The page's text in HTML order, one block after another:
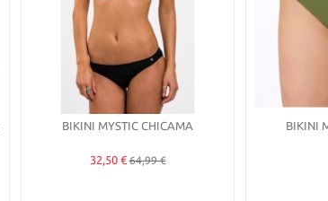
BIKINI MYSTIC CHICAMA
32,50 €64,99 €
BIKINI